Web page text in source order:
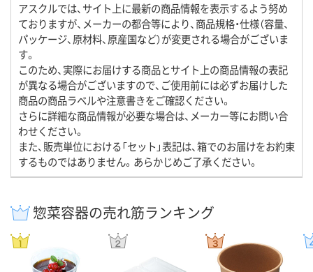
アスクルでは、サイト上に最新の商品情報を表示するよう努め
ておりますが、メーカーの都合等により、商品規格・仕様（容量、
パッケージ、原材料、原産国など）が変更される場合がございま
す。
このため、実際にお届けする商品とサイト上の商品情報の表記
が異なる場合がございますので、ご使用前には必ずお届けした
商品の商品ラベルや注意書きをご確認ください。
さらに詳細な商品情報が必要な場合は、メーカー等にお問い合
わせください。
また、販売単位における「セット」表記は、箱でのお届けをお約束
するものではありません。あらかじめご了承ください。
惣菜容器の売れ筋ランキング